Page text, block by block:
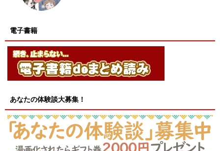
電子書籍
あなたの体験談大募集！